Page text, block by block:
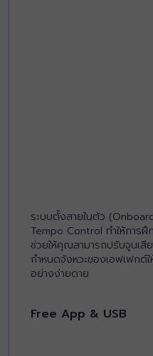
ระบบตั้งสายในตัว
Tempo Control ทำให้การ
ช่วยให้คุณสามารถปรับจูนเสี
กำหนดจังหวะของเอฟเฟกต์
อย่างง่ายดาย
Free App & USB